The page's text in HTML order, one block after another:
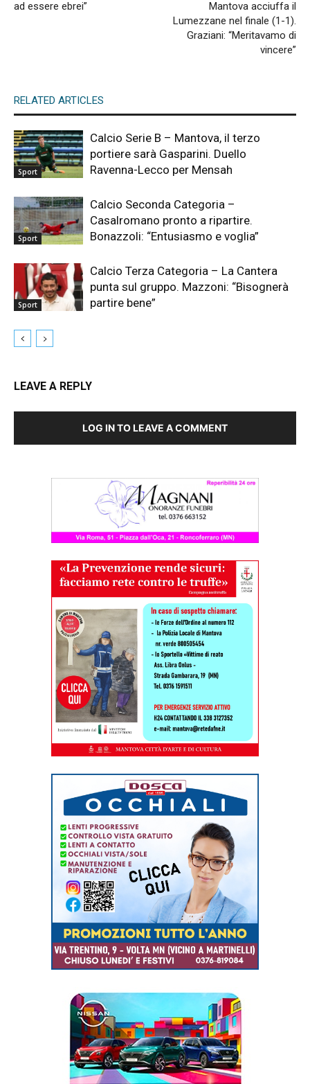
ad essere ebrei”
Mantova acciuffa il
Lumezzane nel finale (1-1).
Graziani: “Meritavamo di
vincere”
RELATED ARTICLES
Sport
Calcio Serie B – Mantova, il terzo
portiere sarà Gasparini. Duello
Ravenna-Lecco per Mensah
Sport
Calcio Seconda Categoria –
Casalromano pronto a ripartire.
Bonazzoli: “Entusiasmo e voglia”
Sport
Calcio Terza Categoria – La Cantera
punta sul gruppo. Mazzoni: “Bisognerà
partire bene”
LEAVE A REPLY
LOG IN TO LEAVE A COMMENT